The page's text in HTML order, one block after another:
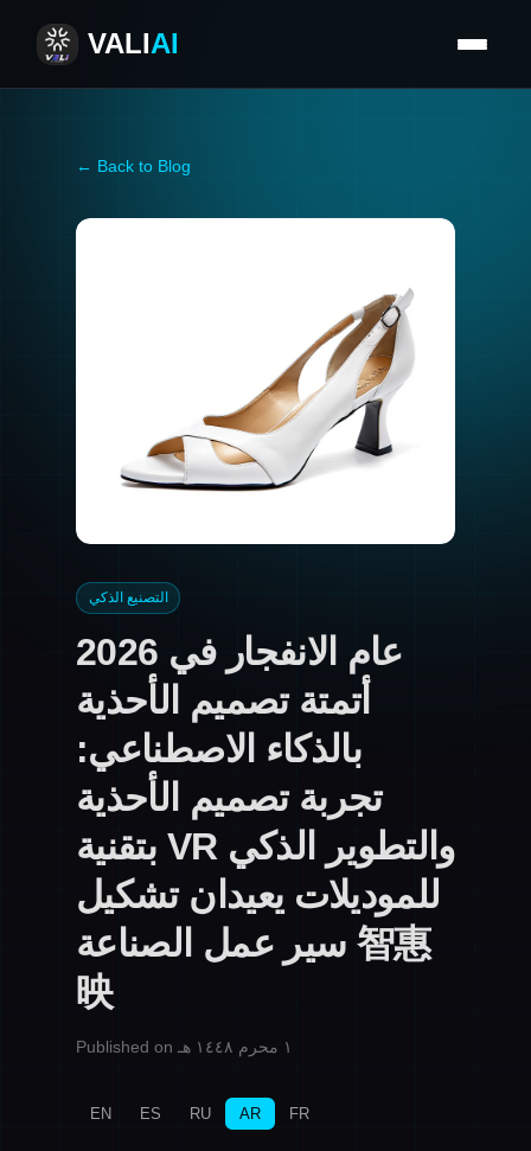
VALIAI
← Back to Blog
التصنيع الذكي
2026 عام الانفجار في
أتمتة تصميم الأحذية
بالذكاء الاصطناعي:
تجربة تصميم الأحذية
بتقنية VR والتطوير الذكي
للموديلات يعيدان تشكيل
سير عمل الصناعة 智惠
映
Published on ١ محرم ١٤٤٨ هـ
EN ES RU AR FR